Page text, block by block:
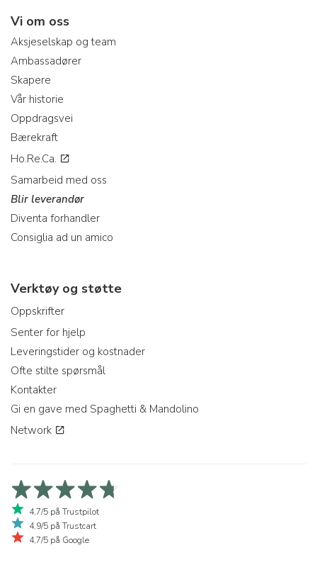
Vi om oss
Aksjeselskap og team
Ambassadører
Skapere
Vår historie
Oppdragsvei
Bærekraft
Ho.Re.Ca.
Samarbeid med oss
Blir leverandør
Diventa forhandler
Consiglia ad un amico
Verktøy og støtte
Oppskrifter
Senter for hjelp
Leveringstider og kostnader
Ofte stilte spørsmål
Kontakter
Gi en gave med Spaghetti & Mandolino
Network
4,7/5 på Trustpilot
4,9/5 på Trustcart
4,7/5 på Google